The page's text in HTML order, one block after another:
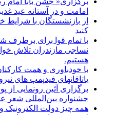
امامت و در آستانه عید
از بازنشستگان با
کنید
با تمام قوا برای برطرف
نساجی مازندران تلاش
هستیم.
با خودباوری و همت
یاتاقانهای فیدپمپ های
برگزاری آئین رونمایی از
جشنواره بین‌المللی شعر
همه چیز دولت